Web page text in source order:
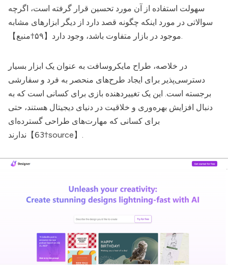
سهولت استفاده از آن مورد تحسین قرار گرفته است، اگرچه
سوالاتی در مورد اینکه چگونه قصد دارد از دیگر ابزارهای مشابه
موجود در بازار متفاوت باشد، وجود دارد【۵۹†منبع】.
در خلاصه، طراح مایکروسافت به عنوان یک ابزار بسیار
دسترسی‌پذیر برای ایجاد طرح‌های منحصر به فرد و سفارشی
برجسته است. این یک تغییردهنده بازی برای کسانی است که به
دنبال افزایش بهره‌وری و خلاقیت در دنیای دیجیتال هستند، حتی
برای کسانی که مهارت‌های طراحی گسترده‌ای
ندارند【63†source】.